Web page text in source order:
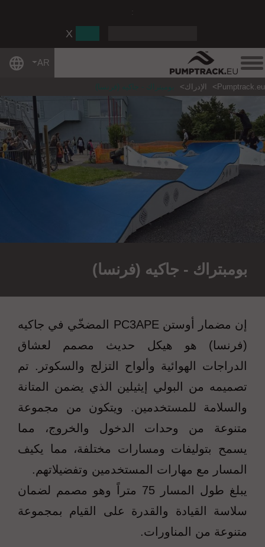
AR
Pumptrack.eu الإدراك بومبتراك - جاكيه (فرنسا)
بومبتراك - جاكيه (فرنسا)
إن مضمار أوستن PC3APE المضخّي في جاكيه
(فرنسا) هو هيكل حديث مصمم لعشاق
الدراجات الهوائية وألواح التزلج والسكوتر. تم
تصميمه من البولي إيثيلين الذي يضمن المتانة
والسلامة للمستخدمين. ويتكون من مجموعة
متنوعة من وحدات الدخول والخروج، مما
يسمح بتوليفات ومسارات مختلفة، مما يكيف
المسار مع مهارات المستخدمين وتفضيلاتهم.
يبلغ طول المسار 75 متراً وهو مصمم لضمان
سلاسة القيادة والقدرة على القيام بمجموعة
متنوعة من المناورات.